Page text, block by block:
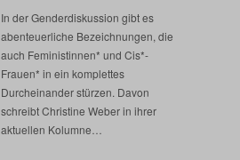
In der Genderdiskussion gibt es
abenteuerliche Bezeichnungen, die
auch Feministinnen* und Cis*-
Frauen* in ein komplettes
Durcheinander stürzen. Davon
schreibt Christine Weber in ihrer
aktuellen Kolumne…